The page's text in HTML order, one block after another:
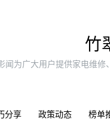
竹
闻为广大用户提供家电维
分享 政策动态 榜单